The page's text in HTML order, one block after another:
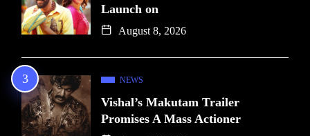
Launch on
August 8, 2026
NEWS
Vishal’s Makutam Trailer
Promises A Mass Actioner